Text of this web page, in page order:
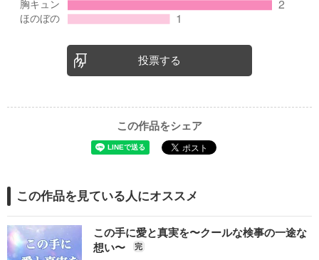
投票する
この作品をシェア
この作品を見ている人にオススメ
この手に愛と真実を〜クールな検事の一途な
想い〜
完